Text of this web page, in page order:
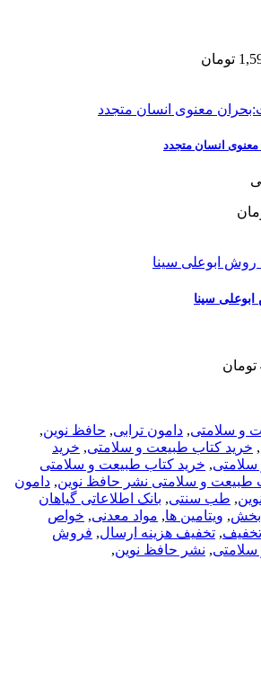
انسان متجدد
سینا
و سلامتی, دامون ترابی, حافظ نوین,
, خرید کتاب طبیعت و سلامتی, خرید
سلامتی, خرید کتاب طبیعت و سلامتی
طبیعت و سلامتی نشر حافظ نوین, دامون
, طب سنتی, بانک اطلاعاتی گیاهان
, ویتامین ها, مواد معدنی, خواص
تخفیف, تخفیف هزینه ارسال, فروش
سلامتی, نشر حافظ نوین,